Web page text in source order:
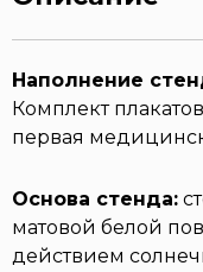
Наполнение
Комплект
первая
Основа стенда:
матовой белой
действием